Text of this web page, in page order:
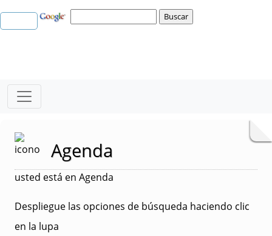
Agenda
usted está en Agenda
Despliegue las opciones de búsqueda haciendo clic
en la lupa